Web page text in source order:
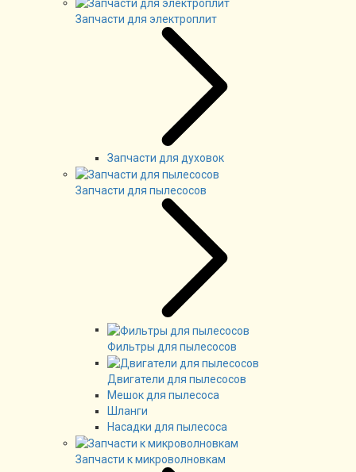
Запчасти для электроплит
Запчасти для духовок
Запчасти для пылесосов
Фильтры для пылесосов
Двигатели для пылесосов
Мешок для пылесоса
Шланги
Насадки для пылесоса
Запчасти к микроволновкам